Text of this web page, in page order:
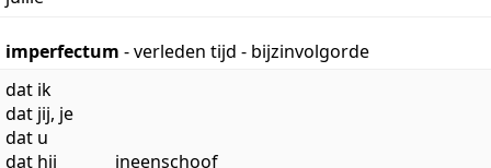
imperfectum - verleden tijd - bijzinvolgorde
dat ik
dat jij, je
dat u
dat hij
ineenschoof